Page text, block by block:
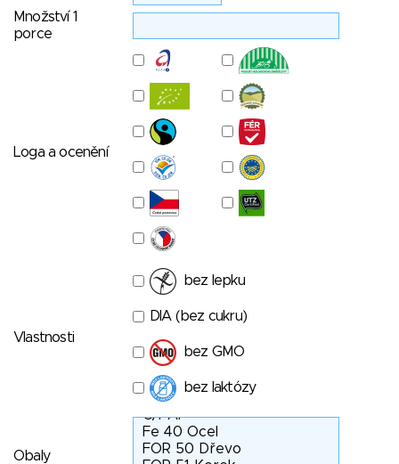
Množství 1
porce
Loga a ocenění
Vlastnosti
bez lepku
DIA (bez cukru)
bez GMO
bez laktózy
Obaly